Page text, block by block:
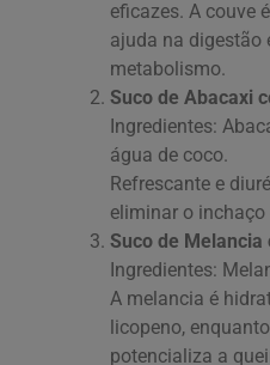
eficazes. A couve
ajuda na digestão
metabolismo.
Suco de Abacaxi
Ingredientes:
água de coco.
Refrescante e
eliminar o
Suco de Melancia
Ingredientes:
A melancia é
licopeno,
potencializa a